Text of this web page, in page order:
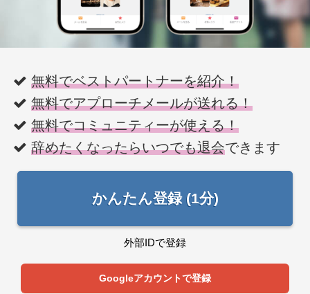
無料でベストパートナーを紹介！
無料でアプローチメールが送れる！
無料でコミュニティーが使える！
辞めたくなったらいつでも退会できます
かんたん登録 (1分)
外部IDで登録
Googleアカウントで登録